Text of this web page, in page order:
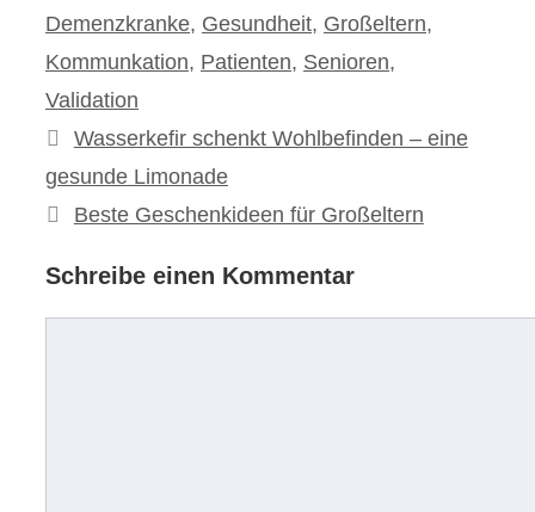
Demenzkranke, Gesundheit, Großeltern,
Kommunkation, Patienten, Senioren,
Validation
Beitrags-
Navigation
Wasserkefir schenkt Wohlbefinden – eine
gesunde Limonade
Beste Geschenkideen für Großeltern
Schreibe einen Kommentar